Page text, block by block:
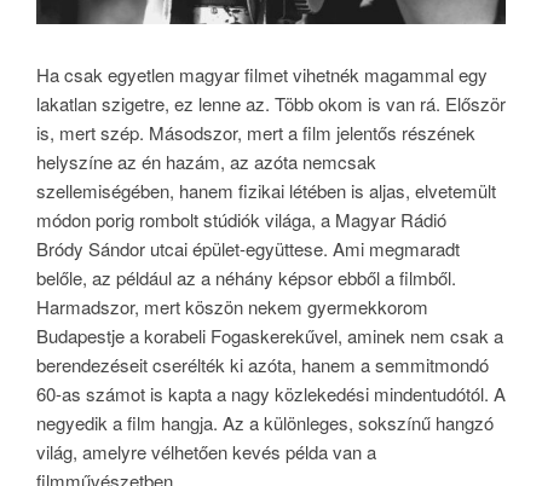
Ha csak egyetlen magyar filmet vihetnék magammal egy
lakatlan szigetre, ez lenne az. Több okom is van rá. Először
is, mert szép. Másodszor, mert a film jelentős részének
helyszíne az én hazám, az azóta nemcsak
szellemiségében, hanem fizikai létében is aljas, elvetemült
módon porig rombolt stúdiók világa, a Magyar Rádió
Bródy Sándor utcai épület-együttese. Ami megmaradt
belőle, az például az a néhány képsor ebből a filmből.
Harmadszor, mert köszön nekem gyermekkorom
Budapestje a korabeli Fogaskerekűvel, aminek nem csak a
berendezéseit cserélték ki azóta, hanem a semmitmondó
60-as számot is kapta a nagy közlekedési mindentudótól. A
negyedik a film hangja. Az a különleges, sokszínű hangzó
világ, amelyre vélhetően kevés példa van a
filmművészetben.